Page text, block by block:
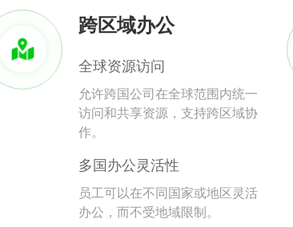
跨区域办公
全球资源访问
允许跨国公司在全球范围内统一
访问和共享资源，支持跨区域协
作。
多国办公灵活性
员工可以在不同国家或地区灵活
办公，而不受地域限制。